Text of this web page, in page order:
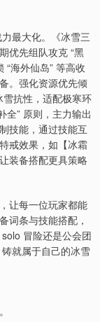
最大化。《冰雪三
优先组队攻克 “黑
“海外仙岛” 等高收
。强化资源优先倾
抗性，适配极寒环
全” 原则，主力输出
技能，通过技能互
戒效果，如【冰霜
装备搭配更具策略
让每一位玩家都能
词条与技能搭配，
冒险还是公会团
就属于自己的冰雪